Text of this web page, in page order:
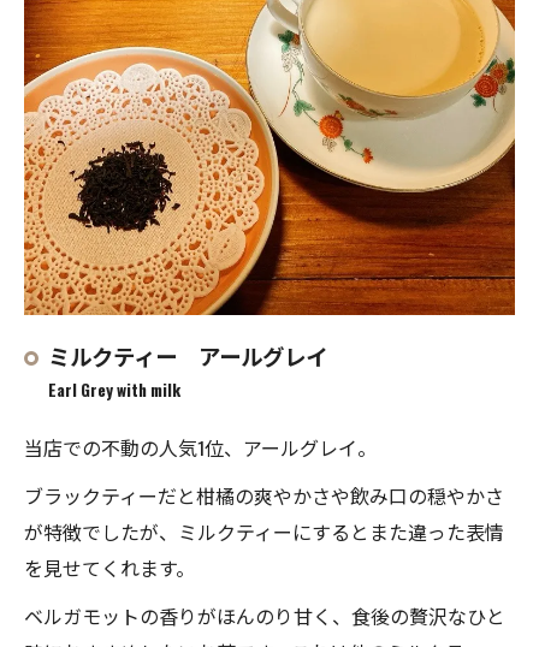
ミルクティー アールグレイ
Earl Grey with milk
当店での不動の人気1位、アールグレイ。
ブラックティーだと柑橘の爽やかさや飲み口の穏やかさ
が特徴でしたが、ミルクティーにするとまた違った表情
を見せてくれます。
ベルガモットの香りがほんのり甘く、食後の贅沢なひと